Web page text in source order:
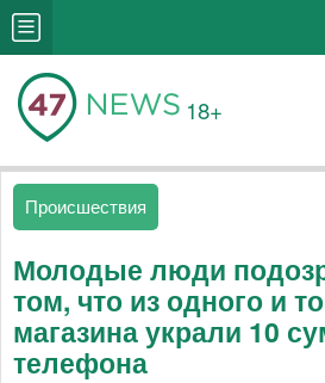
18+
Происшествия
Молодые люди
том, что из одного и
магазина украли 10
телефона